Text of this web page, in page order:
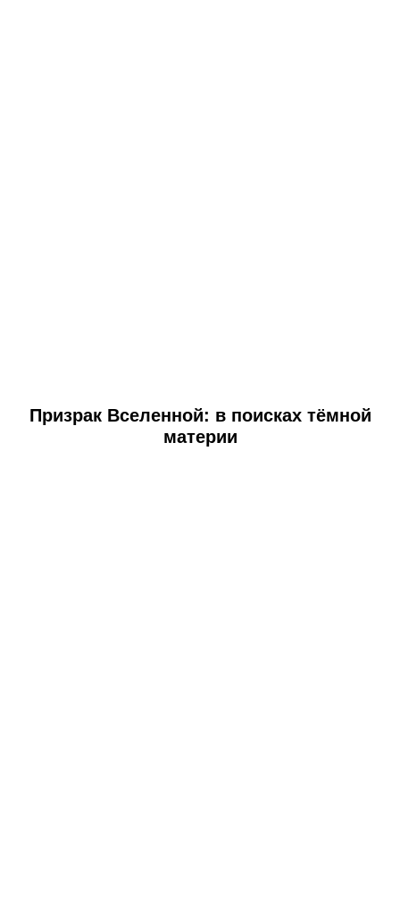
Призрак Вселенной: в поисках тёмной
материи